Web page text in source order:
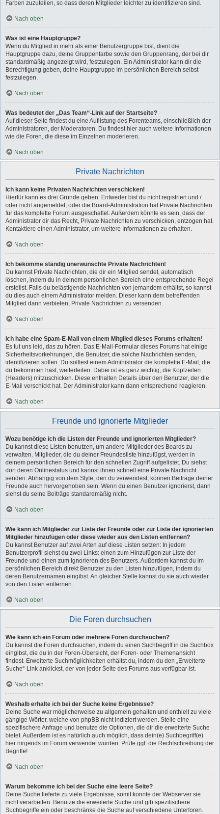
Farben zuzuteilen, so dass deren Mitglieder leichter zu identifizieren sind.
Nach oben
Was ist eine Hauptgruppe?
Wenn du Mitglied in mehr als einer Benutzergruppe bist, dient die
Hauptgruppe dazu, deine Gruppenfarbe sowie den Gruppenrang, der bei dir
standardmäßig angezeigt wird, festzulegen. Ein Administrator kann dir die
Berechtigung geben, deine Hauptgruppe im persönlichen Bereich selbst
festzulegen.
Nach oben
Was bedeutet der „Das Team“-Link auf der Startseite?
Auf dieser Seite findest du eine Auflistung des Forenteams, einschließlich der
Administratoren, der Moderatoren. Du findest hier auch weitere Informationen
wie die Foren, die diese im Einzelnen moderieren.
Nach oben
Private Nachrichten
Ich kann keine Privaten Nachrichten verschicken!
Hierfür kann es drei Gründe geben: Entweder bist du nicht registriert und /
oder nicht angemeldet, oder die Board-Administration hat Private Nachrichten
für das komplette Forum ausgeschaltet. Außerdem könnte es sein, dass der
Administrator dir das Recht, Private Nachrichten zu verschicken, entzogen hat.
Kontaktiere einen Administrator, um weitere Informationen zu erhalten.
Nach oben
Ich bekomme ständig unerwünschte Private Nachrichten!
Du kannst Private Nachrichten, die dir ein Mitglied sendet, automatisch
löschen, indem du in deinem persönlichen Bereich eine entsprechende Regel
erstellst. Falls du belästigende Nachrichten von jemandem erhältst, so kannst
du dies auch einem Administrator melden. Dieser kann dem betreffenden
Mitglied dann verbieten, Private Nachrichten zu versenden.
Nach oben
Ich habe eine Spam-E-Mail von einem Mitglied dieses Forums erhalten!
Es tut uns leid, das zu hören. Das E-Mail-Formular dieses Forums hat einige
Sicherheitsvorkehrungen, die Benutzer, die solche Nachrichten senden,
identifizieren sollen. Du solltest einem Administrator die komplette E-Mail, die
du bekommen hast, weiterleiten. Dabei ist es ganz wichtig, die Kopfzeilen
(Headers) mitzuschicken. Diese enthalten Details über den Benutzer, der die
E-Mail verschickt hat. Der Administrator kann dann entsprechend reagieren.
Nach oben
Freunde und ignorierte Mitglieder
Wozu benötige ich die Listen der Freunde und ignorierten Mitglieder?
Du kannst diese Listen benutzen, um andere Mitglieder des Boards zu
verwalten. Mitglieder, die du deiner Freundesliste hinzufügst, werden in
deinem persönlichen Bereich für den schnellen Zugriff aufgelistet. Du siehst
dort deren Onlinestatus und kannst ihnen schnell eine Private Nachricht
senden. Abhängig von dem Style, den du verwendest, können Beiträge deiner
Freunde auch hervorgehoben sein. Wenn du einen Benutzer ignorierst, dann
siehst du seine Beiträge standardmäßig nicht.
Nach oben
Wie kann ich Mitglieder zur Liste der Freunde oder zur Liste der ignorierten
Mitglieder hinzufügen oder diese wieder aus den Listen entfernen?
Du kannst Benutzer auf zwei Arten auf diese Listen setzen: In jedem
Benutzerprofil siehst du zwei Links: einen zum Hinzufügen zur Liste der
Freunde und einen zum Ignorieren des Benutzers. Außerdem kannst du im
persönlichen Bereich direkt Benutzer zu den Listen hinzufügen, indem du
deren Benutzernamen eingibst. An gleicher Stelle kannst du sie auch wieder
von den Listen entfernen.
Nach oben
Die Foren durchsuchen
Wie kann ich ein Forum oder mehrere Foren durchsuchen?
Du kannst die Foren durchsuchen, indem du einen Suchbegriff in die Suchbox
eingibst, die du in der Foren-Übersicht, der Foren- oder Themenansicht
findest. Erweiterte Suchmöglichkeiten erhältst du, indem du den „Erweiterte
Suche“-Link anklickst, der von jeder Seite des Forums aus verfügbar ist.
Nach oben
Weshalb erhalte ich bei der Suche keine Ergebnisse?
Deine Suche war möglicherweise zu allgemein gehalten und enthielt zu viele
gängige Wörter, welche von phpBB nicht indiziert werden. Stelle eine
spezifischere Anfrage und benutze die Optionen, die dir die erweiterte Suche
bietet. Außerdem ist es natürlich auch möglich, dass dein(e) Suchbegriff(e)
hier nirgends im Forum verwendet wurden. Prüfe ggf. die Rechtschreibung der
Begriffe!
Nach oben
Warum bekomme ich bei der Suche eine leere Seite?
Deine Suche lieferte zu viele Ergebnisse, somit konnte der Webserver sie
nicht verarbeiten. Benutze die erweiterte Suche und gib spezifischere
Suchbegriffe ein oder beschränke die Suche auf verschiedene Unterforen.